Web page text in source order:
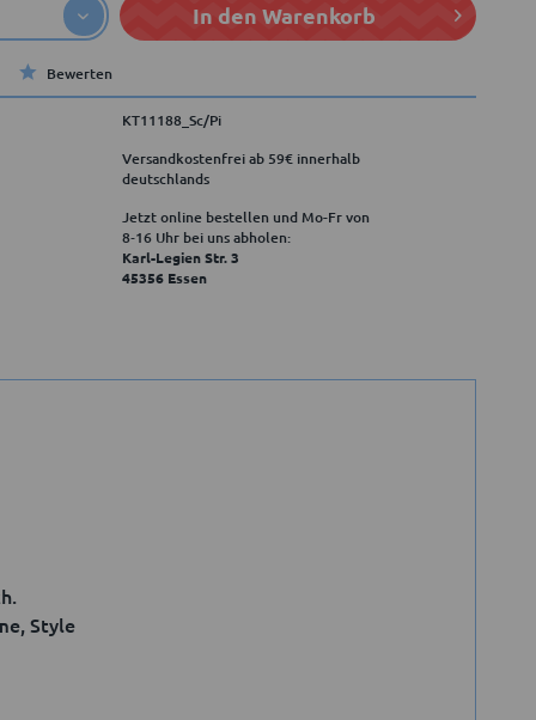
In den Warenkorb
Bewerten
KT11188_Sc/Pi
Versandkostenfrei ab 59€ innerhalb
deutschlands
Jetzt online bestellen und Mo-Fr von
8‑16 Uhr bei uns abholen:
Karl-Legien Str. 3
45356 Essen
Style